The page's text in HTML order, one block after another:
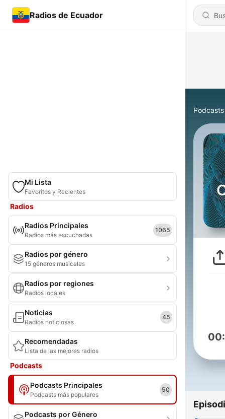
Radios de Ecuador
Mi Lista
Favoritos y Recientes
Radios
Radios Principales
Radios más escuchadas
1065
Radios por género
15 géneros musicales
Radios por regiones
Radios locales
Noticias
Radios noticiosas
45
Recomendadas
Lista de las mejores radios
Podcasts
Podcasts Principales
Podcasts más populares
50
Podcasts por Género
Podcasts